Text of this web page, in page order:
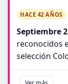
HACE 42 AÑOS
Septiembre 2
reconocidos
selección